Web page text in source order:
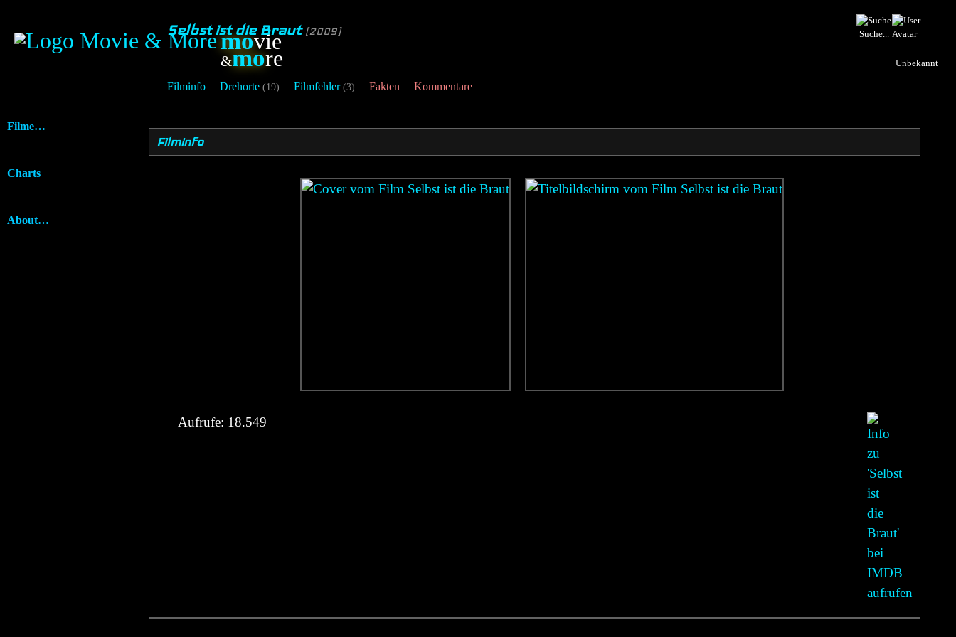
movie
&more
Suche...
Unbekannt
Selbst ist die Braut [2009]
Filminfo Drehorte (19) Filmfehler (3) Fakten Kommentare
Filme…
Charts
About…
Filminfo
Aufrufe: 18.549